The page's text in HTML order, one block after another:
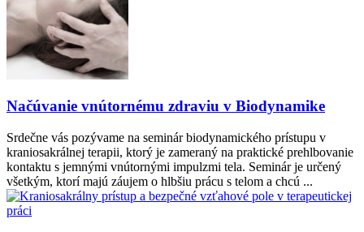
Načúvanie vnútornému zdraviu v Biodynamike
Srdečne vás pozývame na seminár biodynamického prístupu v
kraniosakrálnej terapii, ktorý je zameraný na praktické prehlbovanie
kontaktu s jemnými vnútornými impulzmi tela. Seminár je určený
všetkým, ktorí majú záujem o hlbšiu prácu s telom a chcú ...